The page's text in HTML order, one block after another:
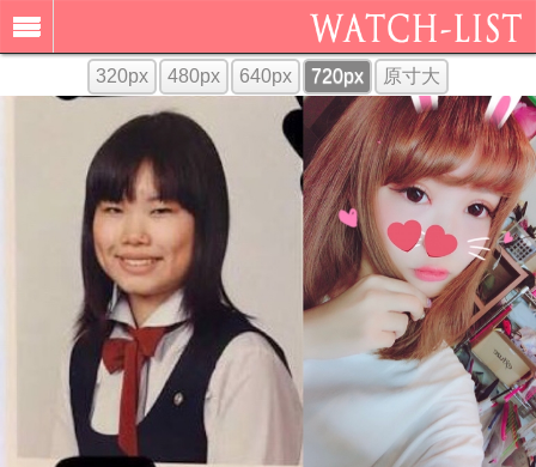
320px 480px 640px 720px 原寸大